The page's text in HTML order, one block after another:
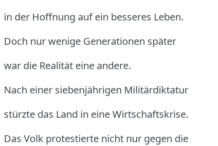
in der Hoffnung auf ein besseres Leben.
Doch nur wenige Generationen später
war die Realität eine andere.
Nach einer siebenjährigen Militärdiktatur
stürzte das Land in eine Wirtschaftskrise.
Das Volk protestierte nicht nur gegen die